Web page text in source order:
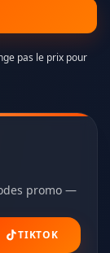
pas le prix pour
promo —
TIKTOK